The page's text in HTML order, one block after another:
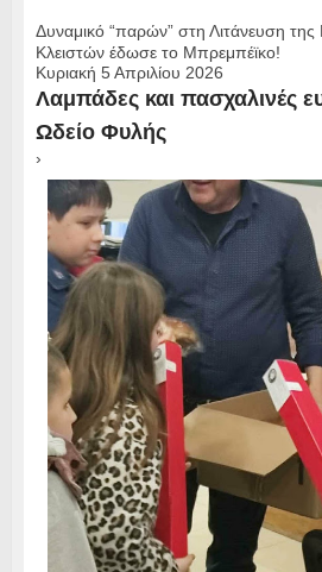
Δυναμικό “παρών” στη Λιτάνευση
Κλειστών έδωσε το Μπρεμπέϊκο!
Κυριακή 5 Απριλίου 2026
Λαμπάδες και πασχαλινές
Ωδείο Φυλής
›